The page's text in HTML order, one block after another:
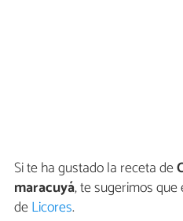
Si te ha gustado la receta de
maracuyá, te sugerimos
deLicores.